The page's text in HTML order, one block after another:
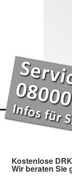
Kostenlose
Wir beraten Sie